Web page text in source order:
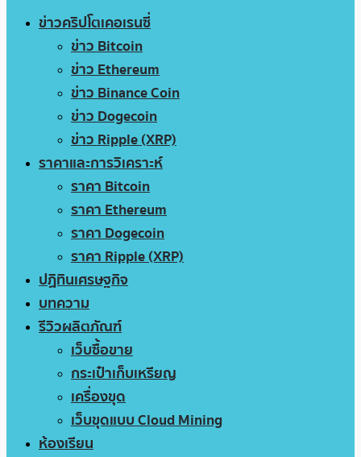
ข่าวคริปโตเคอเรนซี่
ข่าว Bitcoin
ข่าว Ethereum
ข่าว Binance Coin
ข่าว Dogecoin
ข่าว Ripple (XRP)
ราคาและการวิเคราะห์
ราคา Bitcoin
ราคา Ethereum
ราคา Dogecoin
ราคา Ripple (XRP)
ปฏิทินเศรษฐกิจ
บทความ
รีวิวผลิตภัณฑ์
เว็บซื้อขาย
กระเป๋าเก็บเหรียญ
เครื่องขุด
เว็บขุดแบบ Cloud Mining
ห้องเรียน